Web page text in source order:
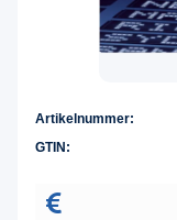
Artikelnummer:
GTIN: